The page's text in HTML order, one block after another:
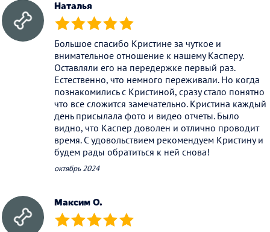
Наталья
(*) (*) (*) (*) (*)
Большое спасибо Кристине за чуткое и
внимательное отношение к нашему Касперу.
Оставляли его на передержке первый раз.
Естественно, что немного переживали. Но когда
познакомились с Кристиной, сразу стало понятно
что все сложится замечательно. Кристина каждый
день присылала фото и видео отчеты. Было
видно, что Каспер доволен и отлично проводит
время. С удовольствием рекомендуем Кристину и
будем рады обратиться к ней снова!
октябрь 2024
Максим О.
(*) (*) (*) (*) (*)